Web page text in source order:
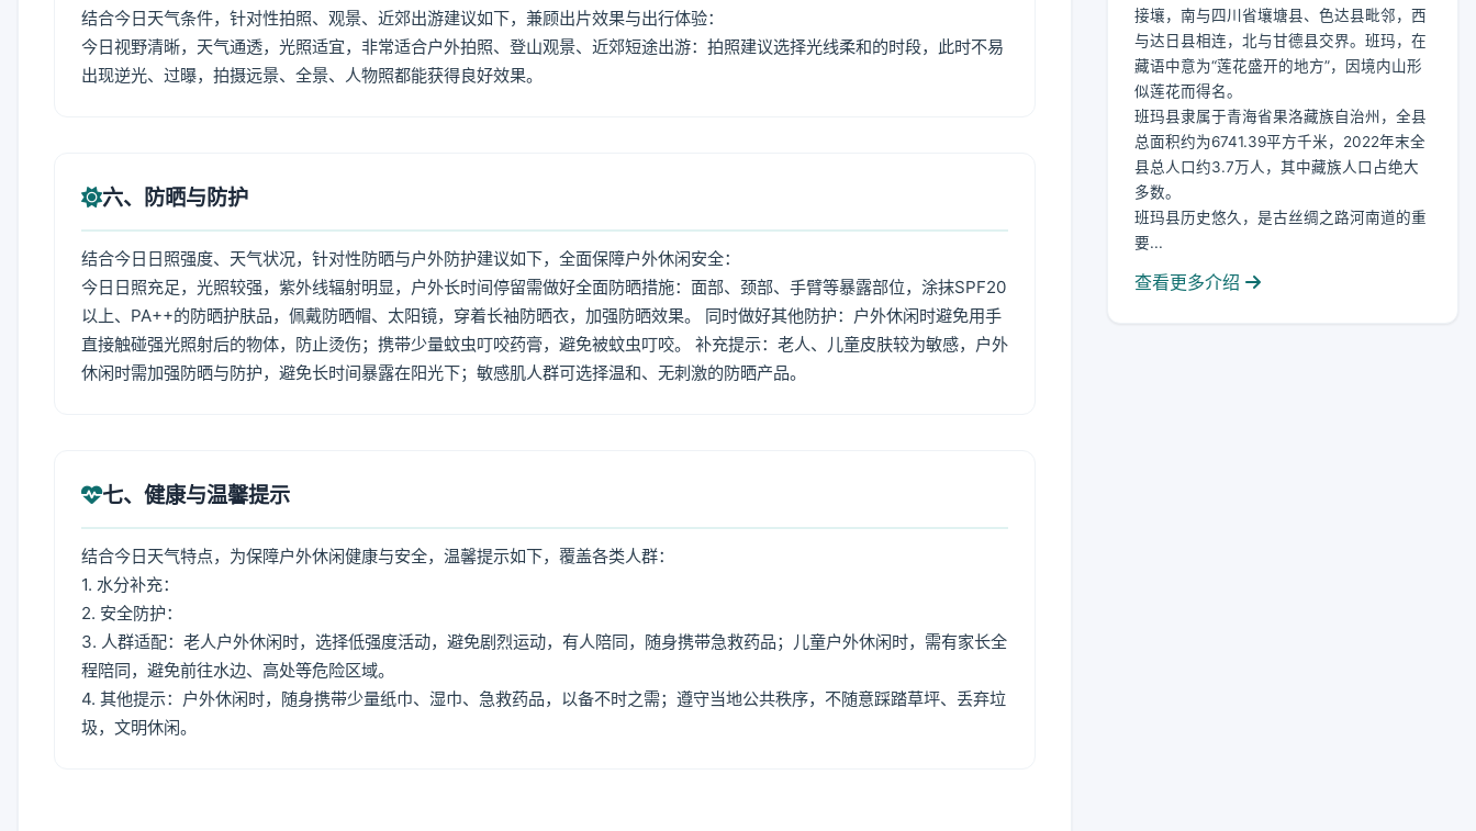
结合今日天气条件，针对性拍照、观景、近郊出游建议如下，兼顾出片效果与出行体验：
今日视野清晰，天气通透，光照适宜，非常适合户外拍照、登山观景、近郊短途出游：拍照建议选择光线柔和的时段，此时不易
出现逆光、过曝，拍摄远景、全景、人物照都能获得良好效果。
六、防晒与防护
结合今日日照强度、天气状况，针对性防晒与户外防护建议如下，全面保障户外休闲安全：
今日日照充足，光照较强，紫外线辐射明显，户外长时间停留需做好全面防晒措施：面部、颈部、手臂等暴露部位，涂抹SPF20
以上、PA++的防晒护肤品，佩戴防晒帽、太阳镜，穿着长袖防晒衣，加强防晒效果。 同时做好其他防护：户外休闲时避免用手
直接触碰强光照射后的物体，防止烫伤；携带少量蚊虫叮咬药膏，避免被蚊虫叮咬。 补充提示：老人、儿童皮肤较为敏感，户外
休闲时需加强防晒与防护，避免长时间暴露在阳光下；敏感肌人群可选择温和、无刺激的防晒产品。
七、健康与温馨提示
结合今日天气特点，为保障户外休闲健康与安全，温馨提示如下，覆盖各类人群：
1. 水分补充：
2. 安全防护：
3. 人群适配：老人户外休闲时，选择低强度活动，避免剧烈运动，有人陪同，随身携带急救药品；儿童户外休闲时，需有家长全
程陪同，避免前往水边、高处等危险区域。
4. 其他提示：户外休闲时，随身携带少量纸巾、湿巾、急救药品，以备不时之需；遵守当地公共秩序，不随意踩踏草坪、丢弃垃
圾，文明休闲。
接壤，南与四川省壤塘县、色达县毗邻，西
与达日县相连，北与甘德县交界。班玛，在
藏语中意为“莲花盛开的地方”，因境内山形
似莲花而得名。
班玛县隶属于青海省果洛藏族自治州，全县
总面积约为6741.39平方千米，2022年末全
县总人口约3.7万人，其中藏族人口占绝大
多数。
班玛县历史悠久，是古丝绸之路河南道的重
要...
查看更多介绍